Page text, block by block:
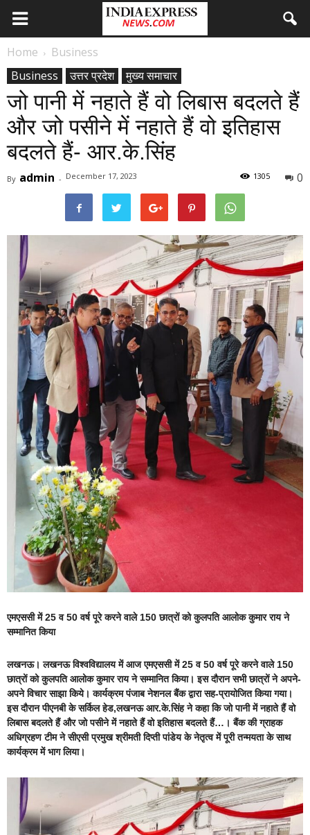
Home
Business
Business
उत्तर प्रदेश मुख्य समाचार
जो पानी में नहाते हैं वो लिबास बदलते हैं
और जो पसीने में नहाते हैं वो इतिहास
बदलते हैं- आर.के.सिंह
By admin - December 17, 2023 0
1305
एमएससी में 25 व 50 वर्ष पूरे करने वाले 150 छात्रों को कुलपति आलोक कुमार राय ने
सम्मानित किया
लखनऊ। लखनऊ विश्वविद्यालय में आजएमएससी में 25 व 50 वर्ष पूरे करने वाले 150
छात्रों को कुलपति आलोक कुमार राय ने सम्मानित किया। इस दौरान सभी छात्रों ने अपने-
अपने विचार साझा किये।कार्यक्रम पंजाब नेशनल बैंक द्वारा सह-प्रायोजित किया गया।
इस दौरान पीएनबी के सर्किल हेड,लखनऊ आर.के.सिंह ने कहा कि जो पानी में नहाते हैं वो
लिबास बदलते हैं और जो पसीने में नहाते हैं वो इतिहास बदलते हैं…।बैंक की ग्राहक
अधिग्रहण टीम ने सीएसी प्रमुख श्रीमती दिप्ती पांडेय के नेतृत्व में पूरी तन्मयता के साथ
कार्यक्रम में भाग लिया।